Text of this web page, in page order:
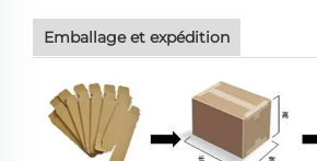
Emballage et expédition